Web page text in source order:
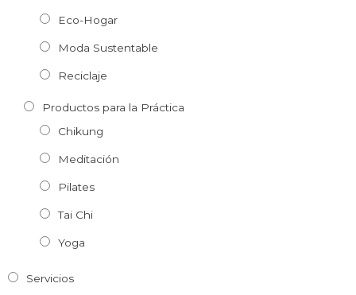
Eco-Hogar
Moda Sustentable
Reciclaje
Productos para la Práctica
Chikung
Meditación
Pilates
Tai Chi
Yoga
Servicios